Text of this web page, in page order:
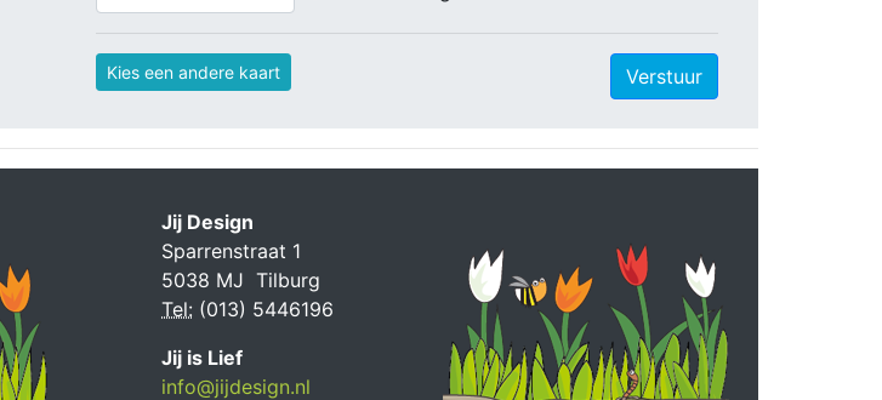
Kies een andere kaart Verstuur
Jij Design
Sparrenstraat 1
5038 MJ Tilburg
Tel: (013) 5446196
Jij is Lief
info@jijdesign.nl